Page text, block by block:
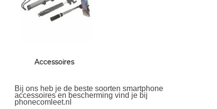
Accessoires
Bij ons heb je de beste soorten smartphone
accessoires en bescherming vind je bij
phonecomleet.nl